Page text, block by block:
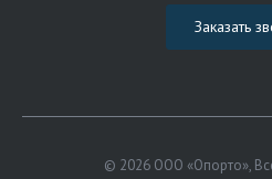
Заказать
© 2026 ООО «Опорто»,